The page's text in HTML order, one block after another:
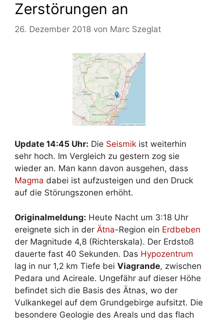
Zerstörungen an
26. Dezember 2018 von Marc Szeglat
Update 14:45 Uhr: Die Seismik ist weiterhin
sehr hoch. Im Vergleich zu gestern zog sie
wieder an. Man kann davon ausgehen, dass
Magma dabei ist aufzusteigen und den Druck
auf die Störungszonen erhöht.
Originalmeldung: Heute Nacht um 3:18 Uhr
ereignete sich in der Ätna-Region ein Erdbeben
der Magnitude 4,8 (Richterskala). Der Erdstoß
dauerte fast 40 Sekunden. Das Hypozentrum
lag in nur 1,2 km Tiefe bei Viagrande, zwischen
Pedara und Acireale. Ungefähr auf dieser Höhe
befindet sich die Basis des Ätnas, wo der
Vulkankegel auf dem Grundgebirge aufsitzt. Die
besondere Geologie des Areals und das flach